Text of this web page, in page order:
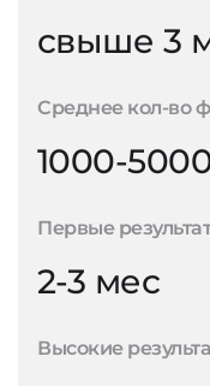
свыше 3
Среднее кол-во
1000-
Первые
2-3 мес
Высокие